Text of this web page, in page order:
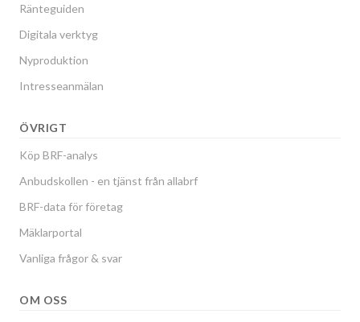
Ränteguiden
Digitala verktyg
Nyproduktion
Intresseanmälan
ÖVRIGT
Köp BRF-analys
Anbudskollen - en tjänst från allabrf
BRF-data för företag
Mäklarportal
Vanliga frågor & svar
OM OSS